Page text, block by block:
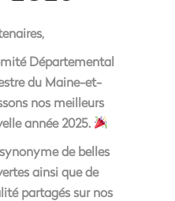
Départemental
du Maine-et-
nos meilleurs
année 2025.
de belles
ainsi que de
partagés sur nos